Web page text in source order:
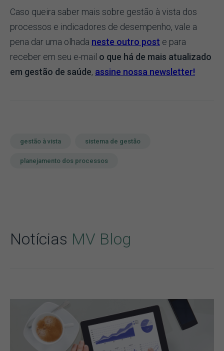
Caso queira saber mais sobre gestão à vista dos
processos e indicadores de desempenho, vale a
pena dar uma olhada neste outro post e para
receber em seu e-mail o que há de mais atualizado
em gestão de saúde, assine nossa newsletter!
gestão à vista sistema de gestão
planejamento dos processos
Notícias MV Blog